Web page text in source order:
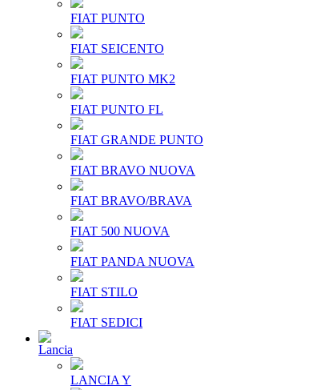
FIAT PUNTO
FIAT SEICENTO
FIAT PUNTO MK2
FIAT PUNTO FL
FIAT GRANDE PUNTO
FIAT BRAVO NUOVA
FIAT BRAVO/BRAVA
FIAT 500 NUOVA
FIAT PANDA NUOVA
FIAT STILO
FIAT SEDICI
Lancia
LANCIA Y